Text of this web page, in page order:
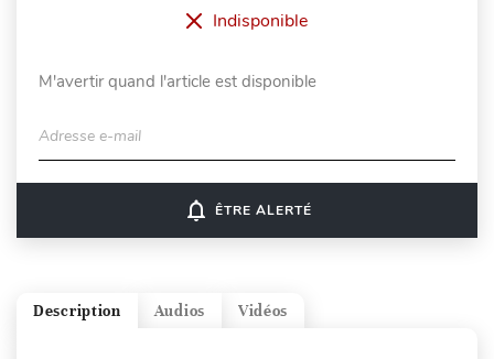
Indisponible
M'avertir quand l'article est disponible
Adresse e-mail
notifications_none ÊTRE ALERTÉ
Vidéos
Audios
Description